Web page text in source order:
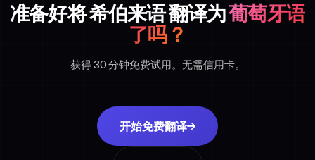
准备好将 希伯来语 翻译为葡萄牙语
了吗？
获得 30 分钟免费试用。无需信用卡。
开始免费翻译